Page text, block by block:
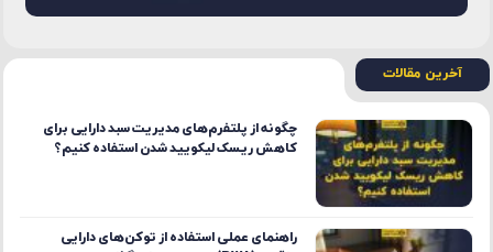
آخرین مقالات
چگونه از پلتفرم‌های مدیریت سبد دارایی برای
کاهش ریسک لیکویید شدن استفاده کنیم؟
راهنمای عملی استفاده از توکن‌های دارایی